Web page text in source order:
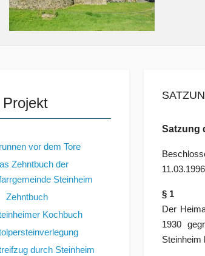
Projekt
vor dem Tore
Zehntbuch der
Steinheim
Zehntbuch
Kochbuch
durch Steinheim
Satzung
§ 1
Der
1930
Steinheim